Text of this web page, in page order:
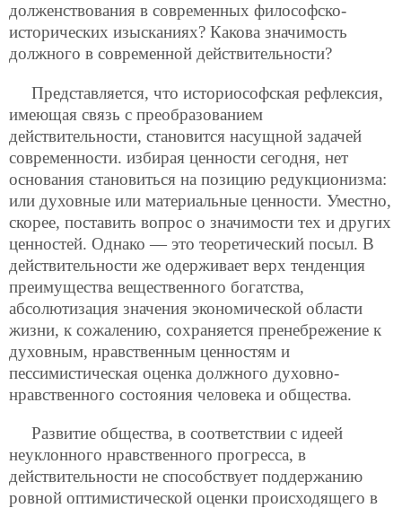
долженствования в современных философско-
исторических изысканиях? Какова значимость
должного в современной действительности?
Представляется, что историософская рефлексия,
имеющая связь с преобразованием
действительности, становится насущной задачей
современности. избирая ценности сегодня, нет
основания становиться на позицию редукционизма:
или духовные или материальные ценности. Уместно,
скорее, поставить вопрос о значимости тех и других
ценностей. Однако — это теоретический посыл. В
действительности же одерживает верх тенденция
преимущества вещественного богатства,
абсолютизация значения экономической области
жизни, к сожалению, сохраняется пренебрежение к
духовным, нравственным ценностям и
пессимистическая оценка должного духовно-
нравственного состояния человека и общества.
Развитие общества, в соответствии с идеей
неуклонного нравственного прогресса, в
действительности не способствует поддержанию
ровной оптимистической оценки происходящего в